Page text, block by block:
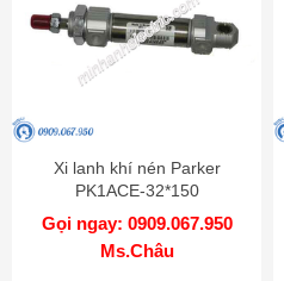
Xi lanh khí nén Parker
PK1ACE-32*150
Gọi ngay: 0909.067.950
Ms.Châu